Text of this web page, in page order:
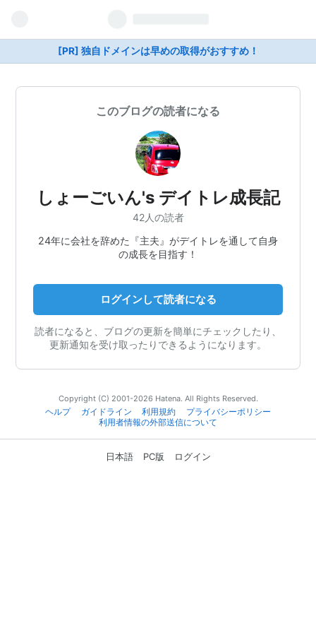
[PR] 独自ドメインは早めの取得がおすすめ！
このブログの読者になる
しょーごいん's デイトレ成長記
42人の読者
24年に会社を辞めた『主夫』がデイトレを通して自身
の成長を目指す！
ログインして読者になる
読者になると、ブログの更新を簡単にチェックしたり、
更新通知を受け取ったりできるようになります。
Copyright (C) 2001-2026 Hatena. All Rights Reserved.
ヘルプ
ガイドライン 利用規約
プライバシーポリシー
利用者情報の外部送信について
日本語 PC版 ログイン